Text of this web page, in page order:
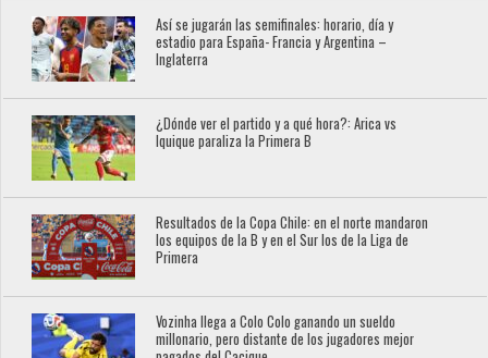
Así se jugarán las semifinales: horario, día y
estadio para España- Francia y Argentina –
Inglaterra
¿Dónde ver el partido y a qué hora?: Arica vs
Iquique paraliza la Primera B
Resultados de la Copa Chile: en el norte mandaron
los equipos de la B y en el Sur los de la Liga de
Primera
Vozinha llega a Colo Colo ganando un sueldo
millonario, pero distante de los jugadores mejor